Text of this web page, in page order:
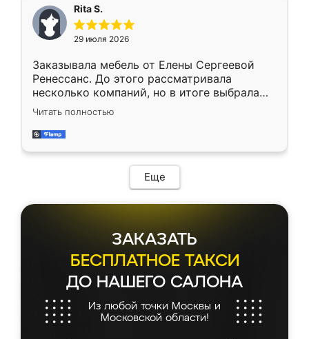
каких-либо доработок. Качеством осталась
довольна, все выглядит так, как и ожидала.
Rita S.
29 июля 2026
Заказывала мебель от Елены Сергеевой
Ренессанс. До этого рассматривала
несколько компаний, но в итоге выбрала
эту. Сначала обговорили условия, потом
приехал замерщик, всё спокойно объяснил
и снял размеры. Изготовили в срок, с
мебель сразу встала на свое место без
каких-либо доработок. Качеством осталась
довольна, все выглядит так, как и ожидала.
Читать полностью
Еще
ЗАКАЗАТЬ
БЕСПЛАТНОЕ ТАКСИ
ДО НАШЕГО САЛОНА
Из любой точки Москвы и
Московской области!